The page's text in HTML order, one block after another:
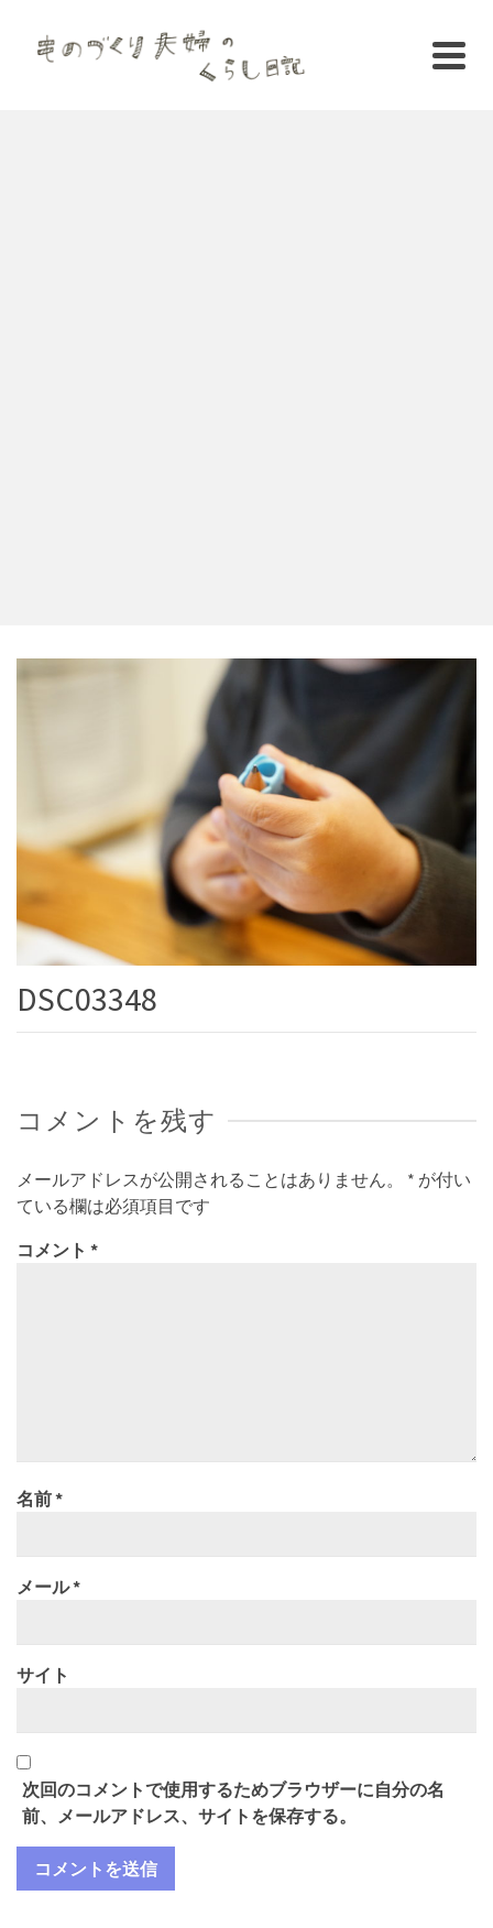
DSC03348
コメントを残す
メールアドレスが公開されることはありません。 * が付い
ている欄は必須項目です
コメント *
名前*
メール*
サイト
次回のコメントで使用するためブラウザーに自分の名
前、メールアドレス、サイトを保存する。